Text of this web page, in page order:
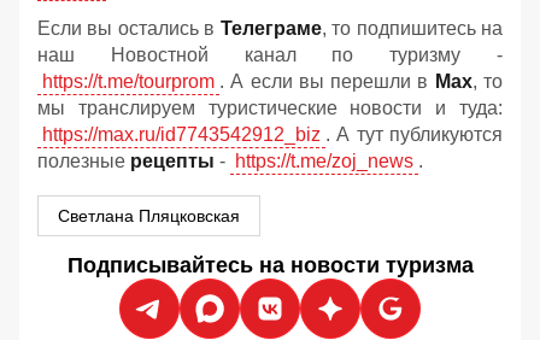
Если вы остались в Телеграме, то подпишитесь на
наш Новостной канал по туризму -
https://t.me/tourprom . А если вы перешли в Мах, то
мы транслируем туристические новости и туда:
https://max.ru/id7743542912_biz . А тут публикуются
полезные рецепты - https://t.me/zoj_news .
Светлана Пляцковская
Подписывайтесь на новости туризма